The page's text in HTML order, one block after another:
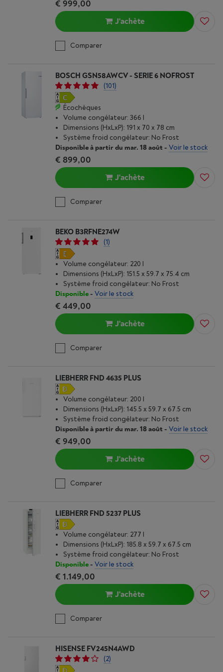
€ 999,00
J'achète
Comparer
BOSCH GSN58AWCV - SERIE 6 NOFROST
(101)
Écochèques
Volume congélateur: 366 l
Dimensions (HxLxP): 191 x 70 x 78 cm
Système froid congélateur: No Frost
Disponible à partir du mar. 18 août- Voir le stock
€ 899,00
J'achète
Comparer
BEKO B3RFNE274W
(1)
Volume congélateur: 220 l
Dimensions (HxLxP): 151.5 x 59.7 x 75.4 cm
Système froid congélateur: No Frost
Disponible- Voir le stock
€ 449,00
J'achète
Comparer
LIEBHERR FND 4635 PLUS
Volume congélateur: 200 l
Dimensions (HxLxP): 145.5 x 59.7 x 67.5 cm
Système froid congélateur: No Frost
Disponible à partir du mar. 18 août- Voir le stock
€ 949,00
J'achète
Comparer
LIEBHERR FND 5237 PLUS
Volume congélateur: 277 l
Dimensions (HxLxP): 185.8 x 59.7 x 67.5 cm
Système froid congélateur: No Frost
Disponible- Voir le stock
€ 1.149,00
J'achète
Comparer
HISENSE FV245N4AWD
(2)